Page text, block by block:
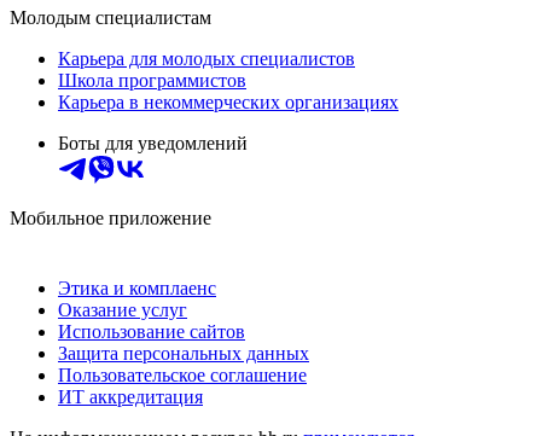
Молодым специалистам
Карьера для молодых специалистов
Школа программистов
Карьера в некоммерческих организациях
Боты для уведомлений
Мобильное приложение
Этика и комплаенс
Оказание услуг
Использование сайтов
Защита персональных данных
Пользовательское соглашение
ИТ аккредитация